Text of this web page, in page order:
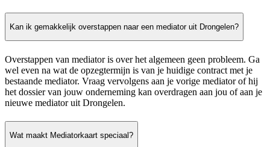
Kan ik gemakkelijk overstappen naar een mediator uit Drongelen?
Overstappen van mediator is over het algemeen geen probleem. Ga
wel even na wat de opzegtermijn is van je huidige contract met je
bestaande mediator. Vraag vervolgens aan je vorige mediator of hij
het dossier van jouw onderneming kan overdragen aan jou of aan je
nieuwe mediator uit Drongelen.
Wat maakt Mediatorkaart speciaal?